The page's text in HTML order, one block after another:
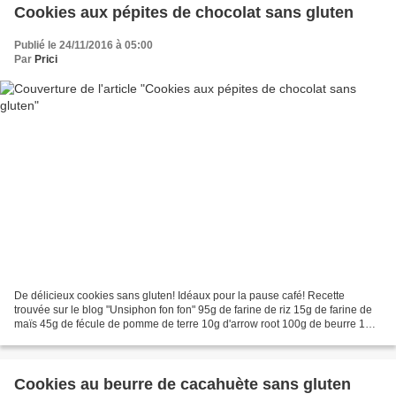
Cookies aux pépites de chocolat sans gluten
Publié le 24/11/2016 à 05:00
Par Prici
De délicieux cookies sans gluten! Idéaux pour la pause café! Recette
trouvée sur le blog "Unsiphon fon fon" 95g de farine de riz 15g de farine de
maïs 45g de fécule de pomme de terre 10g d'arrow root 100g de beurre 1
Cookies au beurre de cacahuète sans gluten